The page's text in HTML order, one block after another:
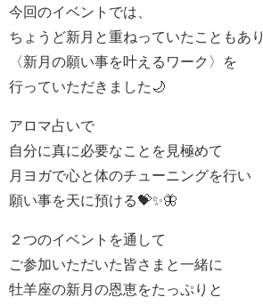
今回のイベントでは、
ちょうど新月と重ねっていたこともあり
〈新月の願い事を叶えるワーク〉を
行っていただきました🌙
アロマ占いで
自分に真に必要なことを見極めて
月ヨガで心と体のチューニングを行い
願い事を天に預ける💝✨🦋
２つのイベントを通して
ご参加いただいた皆さまと一緒に
牡羊座の新月の恩恵をたっぷりと